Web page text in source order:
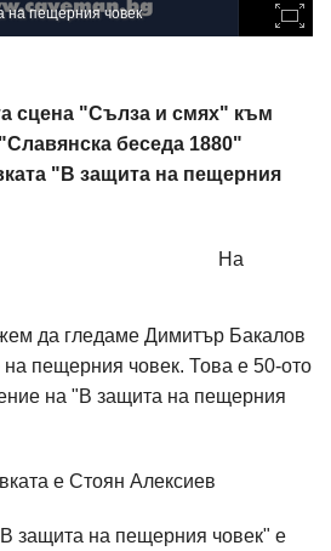
на пещерния човек
сцена "Сълза и смях" към
беседа 1880"
"В защита на пещерния
На
да гледаме Димитър Бакалов
на пещерния човек. Това е 50-ото
на "В защита на пещерния
е Стоян Алексиев
защита на пещерния човек" е